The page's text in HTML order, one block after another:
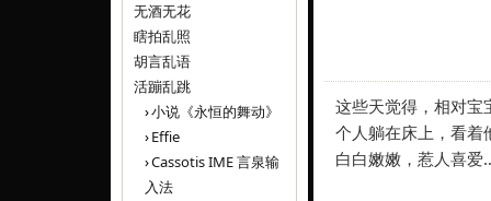
无酒无花
瞎拍乱照
胡言乱语
活蹦乱跳
小说《永恒的舞动》
Effie
Cassotis IME 言泉输
入法
这些天觉得，相对宝
个人躺在床上，看着
白白嫩嫩，惹人喜